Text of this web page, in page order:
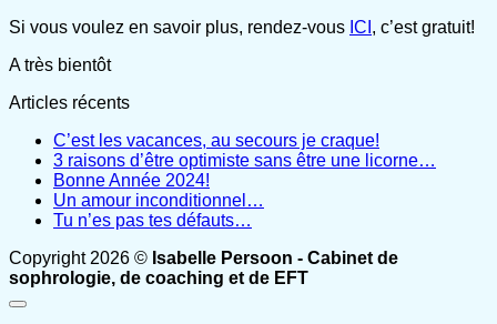
Si vous voulez en savoir plus, rendez-vous ICI , c’est gratuit!
A très bientôt
Articles récents
C’est les vacances, au secours je craque!
3 raisons d’être optimiste sans être une licorne…
Bonne Année 2024!
Un amour inconditionnel…
Tu n’es pas tes défauts…
Copyright 2026 © Isabelle Persoon - Cabinet de
sophrologie, de coaching et de EFT